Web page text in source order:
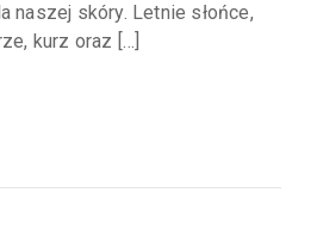
naszej skóry. Letnie słońce,
kurz oraz […]